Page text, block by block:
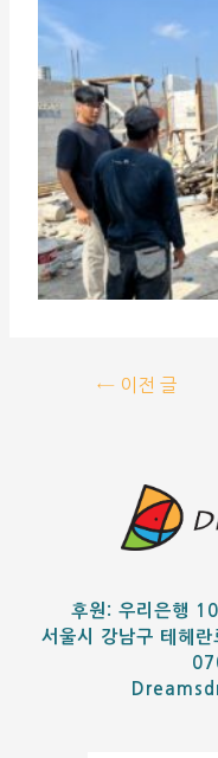
←이전 글
후원: 우리은행
서울시 강남구 테헤